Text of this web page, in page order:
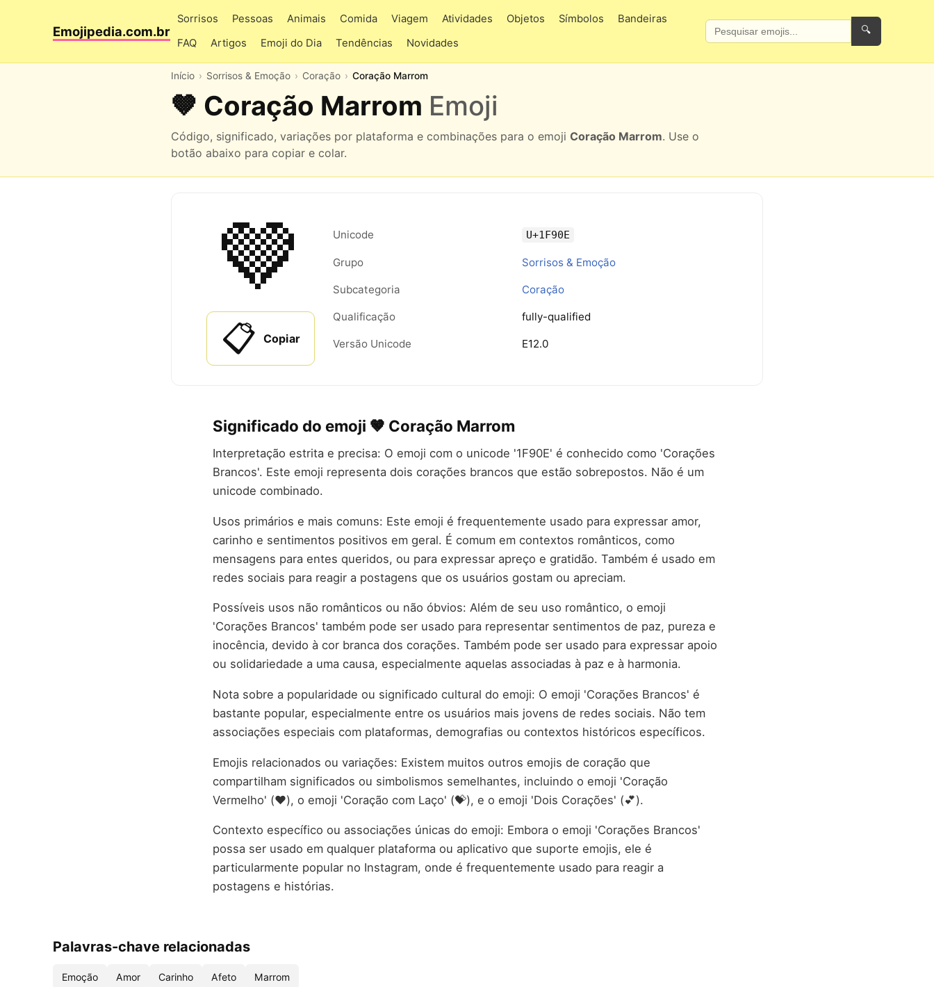
Emojipedia.com.br
Sorrisos Pessoas Animais Comida Viagem Atividades Objetos Símbolos
Bandeiras
FAQ
Artigos Emoji do Dia Tendências Novidades
🔍
Início Sorrisos & Emoção Coração Coração Marrom
🤎 Coração Marrom Emoji
Código, significado, variações por plataforma e combinações para o emoji Coração Marrom. Use o
botão abaixo para copiar e colar.
🤎
📋 Copiar
Unicode U+1F90E
Grupo Sorrisos & Emoção
Subcategoria Coração
Qualificação fully-qualified
Versão Unicode E12.0
Significado do emoji 🤎 Coração Marrom
Interpretação estrita e precisa: O emoji com o unicode '1F90E' é conhecido como 'Corações
Brancos'. Este emoji representa dois corações brancos que estão sobrepostos. Não é um
unicode combinado.
Usos primários e mais comuns: Este emoji é frequentemente usado para expressar amor,
carinho e sentimentos positivos em geral. É comum em contextos românticos, como
mensagens para entes queridos, ou para expressar apreço e gratidão. Também é usado em
redes sociais para reagir a postagens que os usuários gostam ou apreciam.
Possíveis usos não românticos ou não óbvios: Além de seu uso romântico, o emoji
'Corações Brancos' também pode ser usado para representar sentimentos de paz, pureza e
inocência, devido à cor branca dos corações. Também pode ser usado para expressar apoio
ou solidariedade a uma causa, especialmente aquelas associadas à paz e à harmonia.
Nota sobre a popularidade ou significado cultural do emoji: O emoji 'Corações Brancos' é
bastante popular, especialmente entre os usuários mais jovens de redes sociais. Não tem
associações especiais com plataformas, demografias ou contextos históricos específicos.
Emojis relacionados ou variações: Existem muitos outros emojis de coração que
compartilham significados ou simbolismos semelhantes, incluindo o emoji 'Coração
Vermelho' (❤️), o emoji 'Coração com Laço' (💝), e o emoji 'Dois Corações' (💕).
Contexto específico ou associações únicas do emoji: Embora o emoji 'Corações Brancos'
possa ser usado em qualquer plataforma ou aplicativo que suporte emojis, ele é
particularmente popular no Instagram, onde é frequentemente usado para reagir a
postagens e histórias.
Palavras-chave relacionadas
Emoção Amor Carinho Afeto Marrom